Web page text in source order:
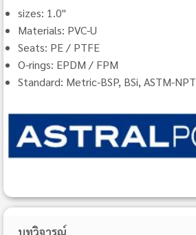
sizes: 1.0"
Materials: PVC-U
Seats: PE / PTFE
O-rings: EPDM / FPM
Standard: Metric-BSP, BSi, ASTM-NPT
บทวิจารณ์